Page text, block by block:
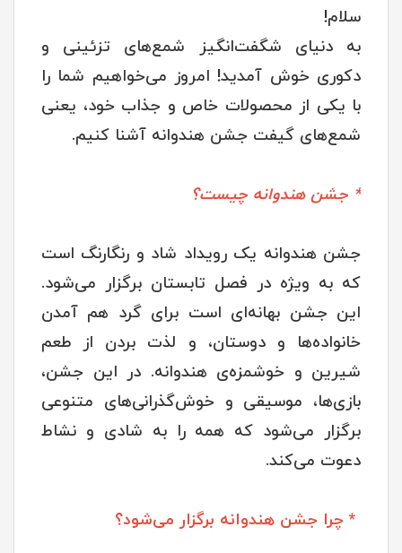
سلام!
به دنیای شگفت‌انگیز شمع‌های تزئینی و
دکوری خوش آمدید! امروز می‌خواهیم شما را
با یکی از محصولات خاص و جذاب خود، یعنی
شمع‌های گیفت جشن هندوانه آشنا کنیم.
* جشن هندوانه چیست؟
جشن هندوانه یک رویداد شاد و رنگارنگ است
که به ویژه در فصل تابستان برگزار می‌شود.
این جشن بهانه‌ای است برای گرد هم آمدن
خانواده‌ها و دوستان، و لذت بردن از طعم
شیرین و خوشمزه‌ی هندوانه. در این جشن،
بازی‌ها، موسیقی و خوش‌گذرانی‌های متنوعی
برگزار می‌شود که همه را به شادی و نشاط
دعوت می‌کند.
* چرا جشن هندوانه برگزار می‌شود؟